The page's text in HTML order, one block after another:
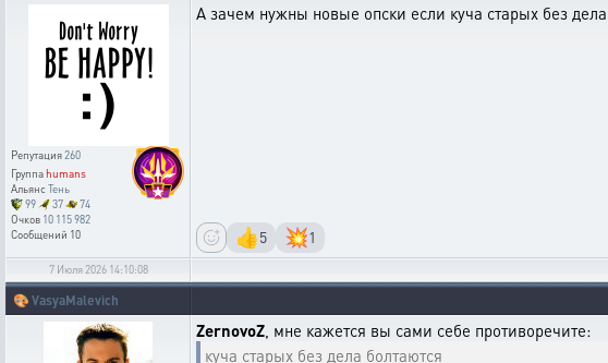
Репутация260
Группаhumans
АльянсТень
99
37
74
Очков 10 115 982
Сообщений 10
А зачем нужны новые опски если куча старых без
👍5 💥1
7 Июля 2026 14:10:08
🎨 VasyaMalevich
ZernovoZ , мне кажется вы сами себе противоречите:
куча старых без дела болтаются